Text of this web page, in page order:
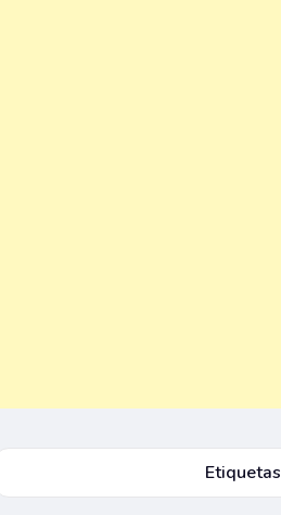
Etiquetas